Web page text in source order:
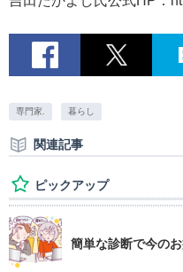
専門家. 暮らし
関連記事
ピックアップ
簡単な診断で今の